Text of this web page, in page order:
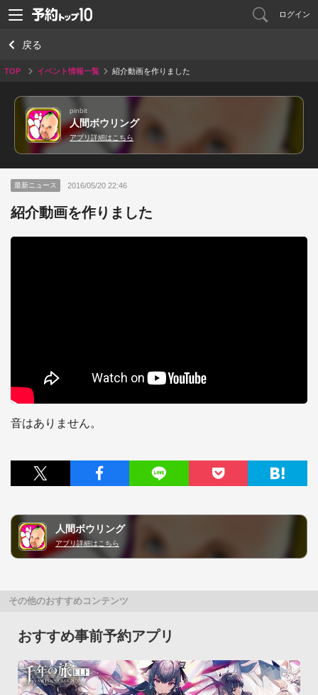
ログイン
戻る
TOP イベント情報一覧 紹介動画を作りました
pinbit
人間ボウリング
アプリ詳細はこちら
最新ニュース 2016/05/20 22:46
紹介動画を作りました
音はありません。
人間ボウリング
アプリ詳細はこちら
その他のおすすめコンテンツ
おすすめ事前予約アプリ